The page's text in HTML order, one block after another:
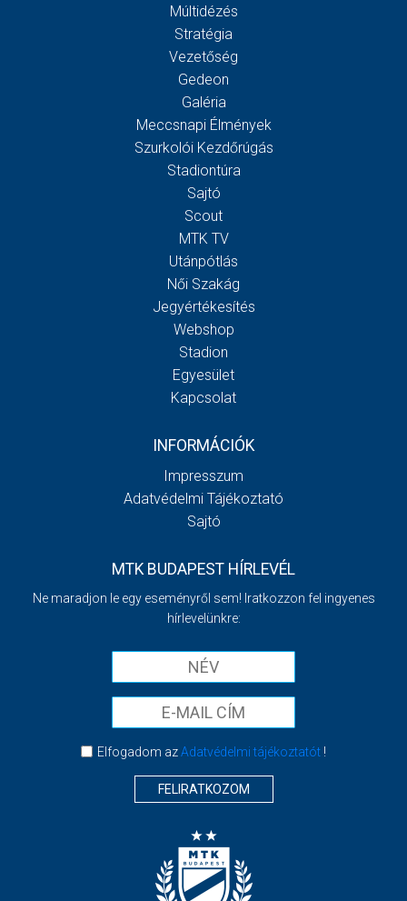
Múltidézés
Stratégia
Vezetőség
Gedeon
Galéria
Meccsnapi Élmények
Szurkolói Kezdőrúgás
Stadiontúra
Sajtó
Scout
MTK TV
Utánpótlás
Női Szakág
Jegyértékesítés
Webshop
Stadion
Egyesület
Kapcsolat
INFORMÁCIÓK
Impresszum
Adatvédelmi Tájékoztató
Sajtó
MTK BUDAPEST HÍRLEVÉL
Ne maradjon le egy eseményről sem! Iratkozzon fel ingyenes
hírlevelünkre:
Elfogadom azAdatvédelmi tájékoztatót!
FELIRATKOZOM